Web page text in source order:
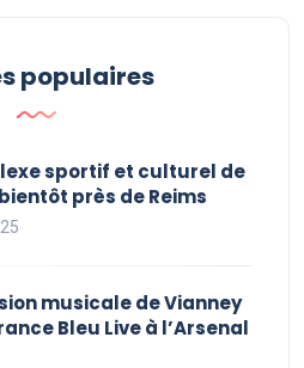
populaires
sportif et culturel de
près de Reims
musicale de Vianney
Bleu Live à l’Arsenal